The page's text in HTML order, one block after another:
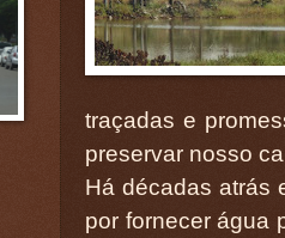
traçadas e
preservar nosso
Há décadas atrás
por fornecer água